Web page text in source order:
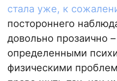
стала уже, к
постороннего
довольно прозаично
определенными
физическими